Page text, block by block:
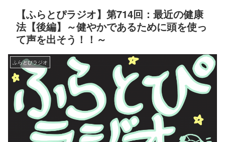
【ふらとぴラジオ】第714回：最近の健康
法【後編】～健やかであるために頭を使っ
て声を出そう！！～
ふらとぴラジオ